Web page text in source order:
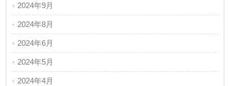
2024年9月
2024年8月
2024年6月
2024年5月
2024年4月